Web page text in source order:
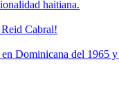
haitiana.
Cabral!
Dominicana del 1965